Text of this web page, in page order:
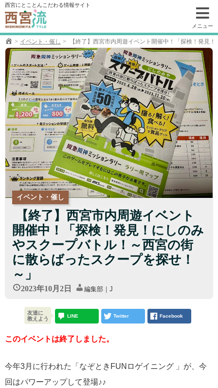
コ
ン
テ
ン
ツ
移
動
西宮にとことんこだわる情報サイト
メニュー
イベント・催し 【終了】西宮市内周遊イベント開催中！「探検！発見
イベント・催し
【終了】西宮市内周遊イベント
開催中！「探検！発見！にしのみ
やスクープバトル！～西宮の街
に散らばったスクープを探せ！
～」
2023年10月2日 編集部｜J
このイベントは終了しました。
今年3月に行われた「なぞときFUNロゲイニング 」が、今
回はパワーアップして登場♪♪
友達に
教えよう
LINE Twitter Facebook